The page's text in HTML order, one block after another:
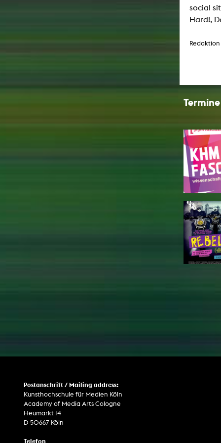
social
Hard!,
Postanschrift / Mailing address:
Kunsthochschule für Medien Köln
Academy of Media Arts Cologne
Heumarkt 14
D-50667 Köln
Telefon